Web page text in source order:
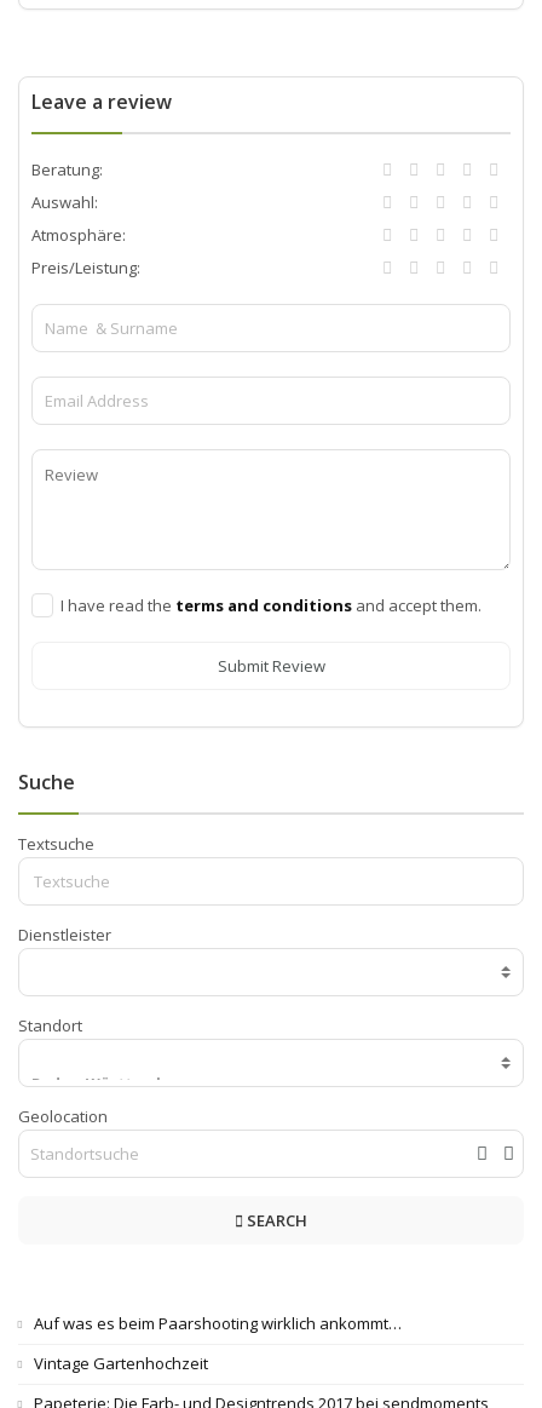
Leave a review
Beratung:
Auswahl:
Atmosphäre:
Preis/Leistung:
I have read the terms and conditions and accept them.
Submit Review
Suche
Textsuche
Dienstleister
Standort
Geolocation
SEARCH
Auf was es beim Paarshooting wirklich ankommt…
Vintage Gartenhochzeit
Papeterie: Die Farb- und Designtrends 2017 bei sendmoments